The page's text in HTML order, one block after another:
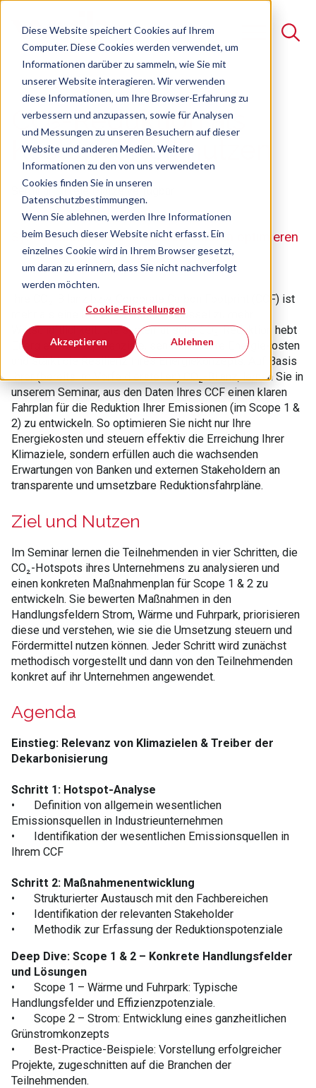
Diese Website speichert Cookies auf Ihrem
Computer. Diese Cookies werden verwendet, um
Informationen darüber zu sammeln, wie Sie mit
unserer Website interagieren. Wir verwenden
diese Informationen, um Ihre Browser-Erfahrung zu
verbessern und anzupassen, sowie für Analysen
und Messungen zu unseren Besuchern auf dieser
Website und anderen Medien. Weitere
Informationen zu den von uns verwendeten
Cookies finden Sie in unseren
Datenschutzbestimmungen.
Wenn Sie ablehnen, werden Ihre Informationen
beim Besuch dieser Website nicht erfasst. Ein
einzelnes Cookie wird in Ihrem Browser gesetzt,
um daran zu erinnern, dass Sie nicht nachverfolgt
werden möchten.
Cookie-Einstellungen
Akzeptieren Ablehnen
Suche
Es gibt keine Vorschläge, da das Suchfeld leer ist.
CO₂-Reduktion als
Kostenvorteil nutzen
Seminar Freie Plätze verfügbar
Systematisch dekarbonisieren, Kosten optimieren
Ihre CO₂-Bilanz bzw. Corporate Carbon Footprint (CCF) ist
mehr als eine Pflicht, er ist Ihr Schlüssel zu mehr
Wirtschaftlichkeit. Die systematische CO₂-Reduktion hebt
Energieeffizienzpotenziale, senkt aktiv Ihre Energiekosten
und stärkt die Resilienz Ihres Energiekonzepts. Auf Basis
Ihrer (bereits im Vorfeld erstellen) CO₂-Bilanz, lernen Sie in
unserem Seminar, aus den Daten Ihres CCF einen klaren
Fahrplan für die Reduktion Ihrer Emissionen (im Scope 1 &
2) zu entwickeln. So optimieren Sie nicht nur Ihre
Energiekosten und steuern effektiv die Erreichung Ihrer
Klimaziele, sondern erfüllen auch die wachsenden
Erwartungen von Banken und externen Stakeholdern an
transparente und umsetzbare Reduktionsfahrpläne.
Ziel und Nutzen
Im Seminar lernen die Teilnehmenden in vier Schritten, die
CO₂-Hotspots ihres Unternehmens zu analysieren und
einen konkreten Maßnahmenplan für Scope 1 & 2 zu
entwickeln. Sie bewerten Maßnahmen in den
Handlungsfeldern Strom, Wärme und Fuhrpark, priorisieren
diese und verstehen, wie sie die Umsetzung steuern und
Fördermittel nutzen können. Jeder Schritt wird zunächst
methodisch vorgestellt und dann von den Teilnehmenden
konkret auf ihr Unternehmen angewendet.
Agenda
Einstieg: Relevanz von Klimazielen & Treiber der
Dekarbonisierung
Schritt 1: Hotspot-Analyse
•
Definition von allgemein wesentlichen
Emissionsquellen in Industrieunternehmen
•
Identifikation der wesentlichen Emissionsquellen in
Ihrem CCF
Schritt 2: Maßnahmenentwicklung
•
Strukturierter Austausch mit den Fachbereichen
•
Identifikation der relevanten Stakeholder
•
Methodik zur Erfassung der Reduktionspotenziale
Deep Dive: Scope 1 & 2 – Konkrete Handlungsfelder
und Lösungen
•
Scope 1 – Wärme und Fuhrpark: Typische
Handlungsfelder und Effizienzpotenziale.
•
Scope 2 – Strom: Entwicklung eines ganzheitlichen
Grünstromkonzepts
•
Best-Practice-Beispiele: Vorstellung erfolgreicher
Projekte, zugeschnitten auf die Branchen der
Teilnehmenden.